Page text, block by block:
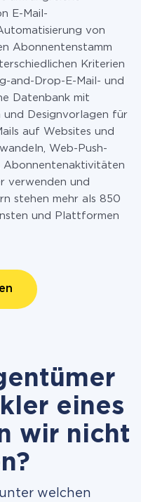
E-Mail-
von
Abonnentenstamm
Kriterien
and-Drop-E-Mail- und
Datenbank mit
Designvorlagen für
auf Websites und
Web-Push-
Abonnentenaktivitäten
verwenden und
stehen mehr als 850
und Plattformen
eines
wir nicht
welchen